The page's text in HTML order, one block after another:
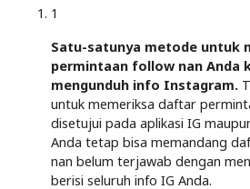
1
Satu-satunya metode untuk
permintaan follow nan Anda
mengunduh info Instagram.
untuk memeriksa daftar
disetujui pada aplikasi IG
Anda tetap bisa memandang
nan belum terjawab dengan
berisi seluruh info IG Anda.